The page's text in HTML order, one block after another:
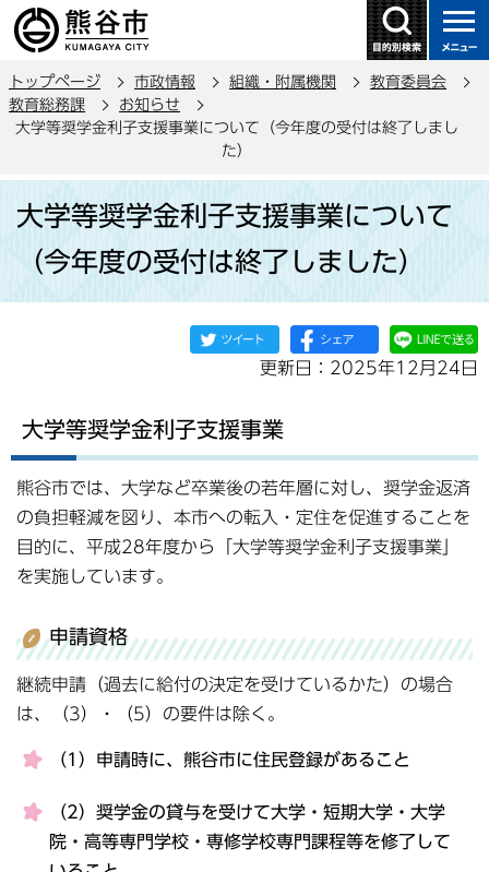
の
ー
ジ
先
トップページ 市政情報 組織・附属機関
教育委員会
教育総務課
お知らせ
大学等奨学金利子支援事業について（今年度の受付は終了しまし
た）
か
大学等奨学金利子支援事業について
（今年度の受付は終了しました）
更新日：2025年12月24日
大学等奨学金利子支援事業
熊谷市では、大学など卒業後の若年層に対し、奨学金返済
の負担軽減を図り、本市への転入・定住を促進することを
目的に、平成28年度から「大学等奨学金利子支援事業」
を実施しています。
申請資格
継続申請（過去に給付の決定を受けているかた）の場合
は、（3）・（5）の要件は除く。
（1）申請時に、熊谷市に住民登録があること
（2）奨学金の貸与を受けて大学・短期大学・大学
院・高等専門学校・専修学校専門課程等を修了して